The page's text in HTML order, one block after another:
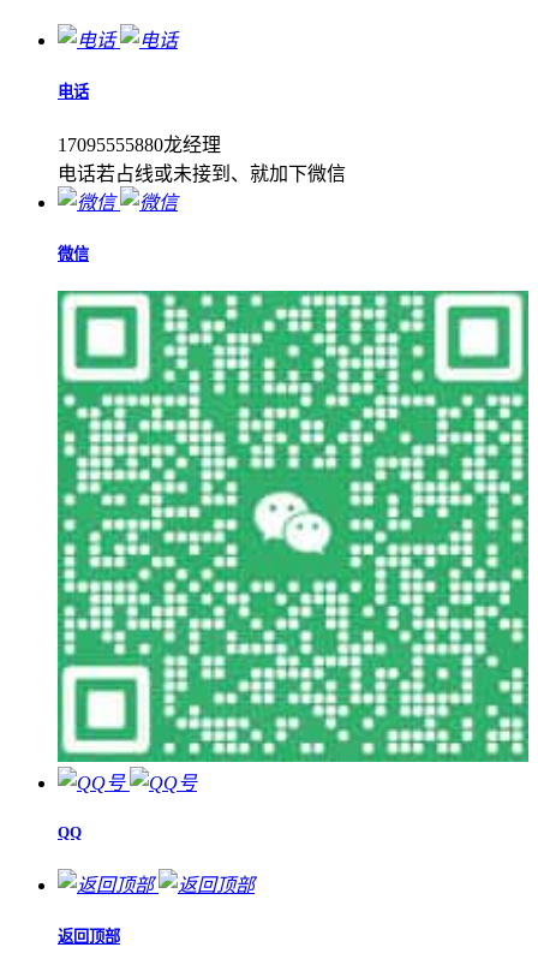
电话
17095555880龙经理
电话若占线或未接到、就加下微信
微信
QQ
返回顶部